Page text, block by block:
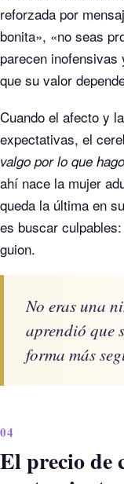
reforzada por
bonita», «no seas
parecen inofensivas
que su valor
Cuando el afecto y
expectativas, el
valgo por lo que
ahí nace la mujer
queda la última en
es buscar
guion.
No eras una
aprendió que
forma más
04
El precio de